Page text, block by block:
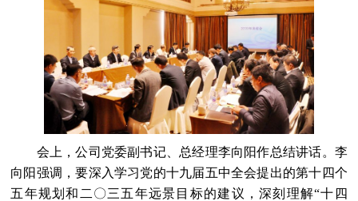
会上，公司党委副书记、总经理李向阳作总结讲话。李
向阳强调，要深入学习党的十九届五中全会提出的第十四个
五年规划和二〇三五年远景目标的建议，深刻理解“十四